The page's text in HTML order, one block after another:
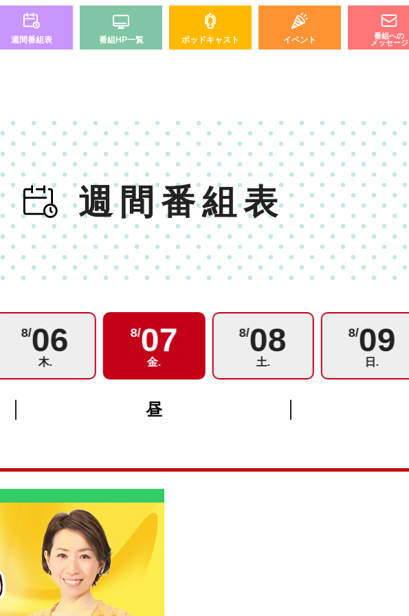
週間番組表 番組HP一覧 ポッドキャスト イベント
番組への
メッセージ
週間番組表
8/06
木.
8/07
金.
8/08
土.
8/09
日.
昼